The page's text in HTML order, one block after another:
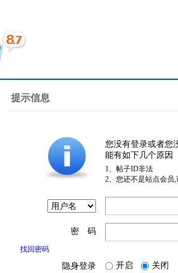
提示信息
您没有登录或者您
能有如下几个原因
1、帖子ID非法
2、您还不是站点会员
密 码
找回密码
隐身登录 开启 关闭